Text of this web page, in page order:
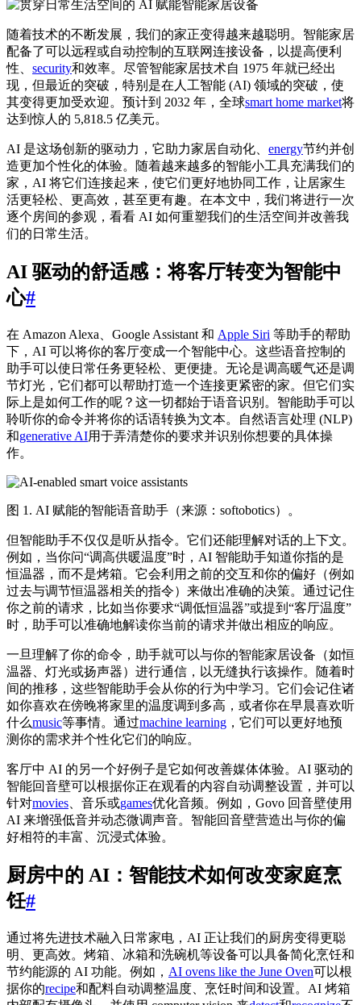
随着技术的不断发展，我们的家正变得越来越聪明。智能家居
配备了可以远程或自动控制的互联网连接设备，以提高便利
性、 security和效率。尽管智能家居技术自 1975 年就已经出
现，但最近的突破，特别是在人工智能 (AI) 领域的突破，使
其变得更加受欢迎。预计到 2032 年，全球smart home market将
达到惊人的 5,818.5 亿美元。
AI 是这场创新的驱动力，它助力家居自动化、 energy节约并创
造更加个性化的体验。随着越来越多的智能小工具充满我们的
家，AI 将它们连接起来，使它们更好地协同工作，让居家生
活更轻松、更高效，甚至更有趣。在本文中，我们将进行一次
逐个房间的参观，看看 AI 如何重塑我们的生活空间并改善我
们的日常生活。
AI 驱动的舒适感：将客厅转变为智能中
心#
在 Amazon Alexa、Google Assistant 和 Apple Siri 等助手的帮助
下，AI 可以将你的客厅变成一个智能中心。这些语音控制的
助手可以使日常任务更轻松、更便捷。无论是调高暖气还是调
节灯光，它们都可以帮助打造一个连接更紧密的家。但它们实
际上是如何工作的呢？这一切都始于语音识别。智能助手可以
聆听你的命令并将你的话语转换为文本。自然语言处理 (NLP)
和generative AI用于弄清楚你的要求并识别你想要的具体操
作。
图 1. AI 赋能的智能语音助手（来源：softobotics）。
但智能助手不仅仅是听从指令。它们还能理解对话的上下文。
例如，当你问“调高供暖温度”时，AI 智能助手知道你指的是
恒温器，而不是烤箱。它会利用之前的交互和你的偏好（例如
过去与调节恒温器相关的指令）来做出准确的决策。通过记住
你之前的请求，比如当你要求“调低恒温器”或提到“客厅温度”
时，助手可以准确地解读你当前的请求并做出相应的响应。
一旦理解了你的命令，助手就可以与你的智能家居设备（如恒
温器、灯光或扬声器）进行通信，以无缝执行该操作。随着时
间的推移，这些智能助手会从你的行为中学习。它们会记住诸
如你喜欢在傍晚将家里的温度调到多高，或者你在早晨喜欢听
什么music等事情。通过machine learning ，它们可以更好地预
测你的需求并个性化它们的响应。
客厅中 AI 的另一个好例子是它如何改善媒体体验。AI 驱动的
智能回音壁可以根据你正在观看的内容自动调整设置，并可以
针对movies 、音乐或games优化音频。例如，Govo 回音壁使用
AI 来增强低音并动态微调声音。智能回音壁营造出与你的偏
好相符的丰富、沉浸式体验。
厨房中的 AI：智能技术如何改变家庭烹
饪#
通过将先进技术融入日常家电，AI 正让我们的厨房变得更聪
明、更高效。烤箱、冰箱和洗碗机等设备可以具备简化烹饪和
节约能源的 AI 功能。例如， AI ovens like the June Oven可以根
据你的recipe和配料自动调整温度、烹饪时间和设置。AI 烤箱